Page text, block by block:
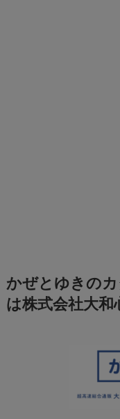
かぜとゆきの
は株式会社大和